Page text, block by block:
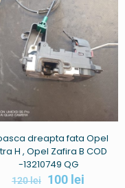
dreapta fata Opel
H , Opel Zafira B COD
-13210749 QG
120lei 100 lei